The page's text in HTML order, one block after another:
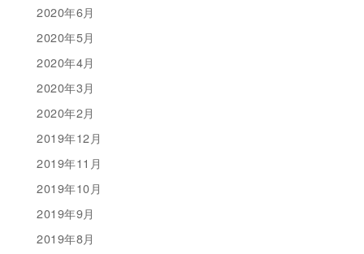
2020年6月
2020年5月
2020年4月
2020年3月
2020年2月
2019年12月
2019年11月
2019年10月
2019年9月
2019年8月